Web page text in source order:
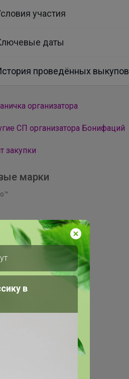
участия
даты
проведённых выкупов
организатора
СП организатора Бонифаций
закупки
марки
в